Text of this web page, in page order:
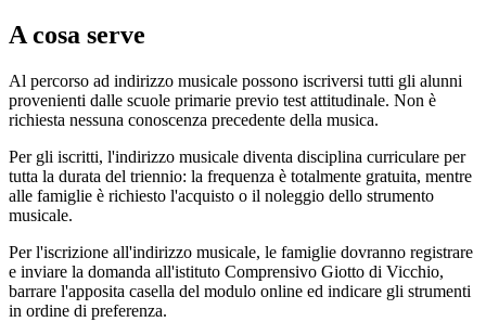
A cosa serve
Al percorso ad indirizzo musicale possono iscriversi tutti gli alunni
provenienti dalle scuole primarie previo test attitudinale. Non è
richiesta nessuna conoscenza precedente della musica.
Per gli iscritti, l'indirizzo musicale diventa disciplina curriculare per
tutta la durata del triennio: la frequenza è totalmente gratuita, mentre
alle famiglie è richiesto l'acquisto o il noleggio dello strumento
musicale.
Per l'iscrizione all'indirizzo musicale, le famiglie dovranno registrare
e inviare la domanda all'istituto Comprensivo Giotto di Vicchio,
barrare l'apposita casella del modulo online ed indicare gli strumenti
in ordine di preferenza.